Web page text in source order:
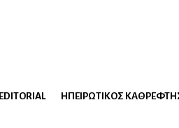
EDITORIAL ΗΠΕΙΡΏΤΙΚΟΣ